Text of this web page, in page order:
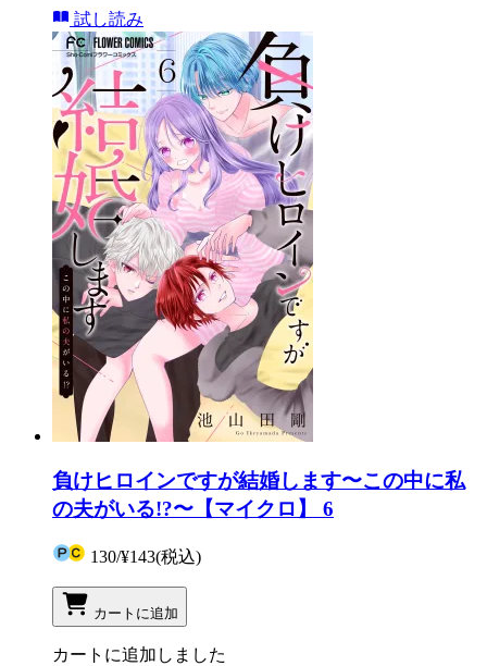
試し読み
負けヒロインですが結婚します〜この中に私
の夫がいる!?〜【マイクロ】 6
130/¥143(税込)
カートに追加
カートに追加しました